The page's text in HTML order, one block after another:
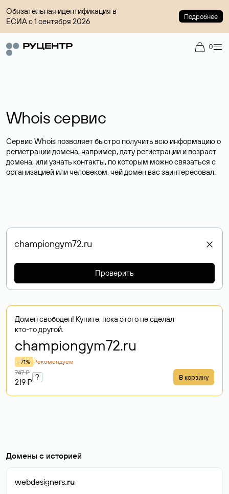
Обязательная идентификация в
ЕСИА с 1 сентября 2026
Подробнее
0
Whois сервис
Сервис Whois позволяет быстро получить всю информацию о
регистрации домена, например, дату регистрации и возраст
домена, или узнать контакты, по которым можно связаться с
организацией или человеком, чей домен вас заинтересовал.
Проверить
Домен свободен! Купите, пока этого не сделал
кто-то другой.
championgym72.ru
-71% Рекомендуем
747 ₽
219 ₽
? В корзину
Домены с историей
webdesigners.ru